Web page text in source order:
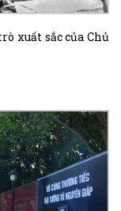
xuất sắc của Chủ